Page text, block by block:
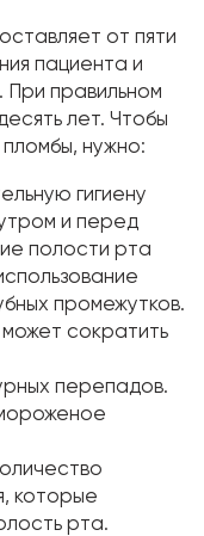
от пяти
пациента и
При правильном
лет. Чтобы
нужно:
гигиену
и перед
полости рта
промежутков.
сократить
перепадов.
которые
рта.